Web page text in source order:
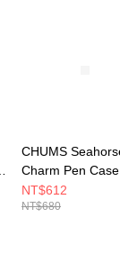
CHUMS
Charm Pen
筆套
NT$612
NT$680